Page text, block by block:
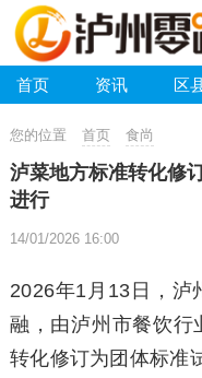
首页 资讯 区
您的位置 首页 食尚
泸菜地方标准转化修
进行
14/01/2026 16:00
2026年1月13日，泸
融，由泸州市餐饮行
转化修订为团体标准